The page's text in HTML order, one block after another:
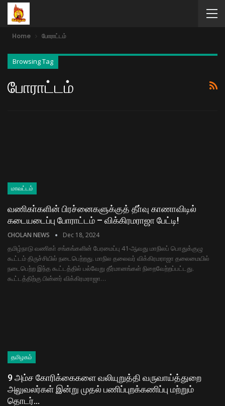
Home போராட்டம்
Browsing Tag
போராட்டம்
மாவட்டம்
வணிகா்களின் பிரச்னைகளுக்குத் தீா்வு காணாவிடில்
கடையடைப்பு போராட்டம் – விக்கிரமராஜா பேட்டி!
CHOLAN NEWS Dec 18, 2024
தமிழ்நாடு வணிகா் சங்கங்களின் பேரமைப்பு 41-ஆவது மாநிலப் பொதுக்குழு
கூட்டம் திருச்சியில் நடைபெற்றது. மாநில தலைவர் விக்கிரமராஜா தலைமையில்
நடைபெற்ற இந்த கூட்டத்தில் பல்வேறு தீர்மானங்கள் நிறைவேற்றப்பட்டது.
கூட்டத்திற்கு பின்னர் விக்கிரமராஜா…
தமிழகம்
9 அம்ச கோரிக்கைகளை வலியுறுத்தி வருவாய்த்துறை
அலுவலர்கள் இன்று முதல் பணிப்புறக்கணிப்பு மற்றும்
தொடர்…